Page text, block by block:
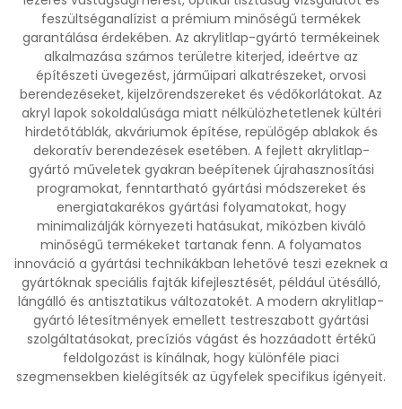
feszültséganalízist a prémium minőségű termékek
garantálása érdekében. Az akrylitlap-gyártó termékeinek
alkalmazása számos területre kiterjed, ideértve az
építészeti üvegezést, járműipari alkatrészeket, orvosi
berendezéseket, kijelzőrendszereket és védőkorlátokat. Az
akryl lapok sokoldalúsága miatt nélkülözhetetlenek kültéri
hirdetőtáblák, akváriumok építése, repülőgép ablakok és
dekoratív berendezések esetében. A fejlett akrylitlap-
gyártó műveletek gyakran beépítenek újrahasznosítási
programokat, fenntartható gyártási módszereket és
energiatakarékos gyártási folyamatokat, hogy
minimalizálják környezeti hatásukat, miközben kiváló
minőségű termékeket tartanak fenn. A folyamatos
innováció a gyártási technikákban lehetővé teszi ezeknek a
gyártóknak speciális fajták kifejlesztését, például ütésálló,
lángálló és antisztatikus változatokét. A modern akrylitlap-
gyártó létesítmények emellett testreszabott gyártási
szolgáltatásokat, precíziós vágást és hozzáadott értékű
feldolgozást is kínálnak, hogy különféle piaci
szegmensekben kielégítsék az ügyfelek specifikus igényeit.